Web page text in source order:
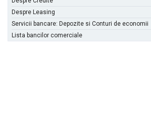
Despre Leasing
Servicii bancare: Depozite si Conturi de economii
Lista bancilor comerciale